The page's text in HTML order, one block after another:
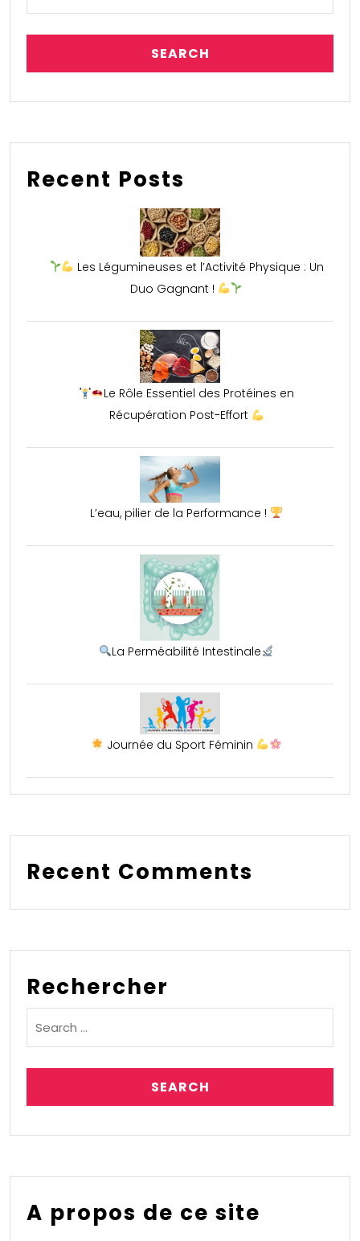
Recent Posts
Les Légumineuses et l’Activité Physique : Un
Duo Gagnant !
Le Rôle Essentiel des Protéines en
Récupération Post-Effort
L’eau, pilier de la Performance !
La Perméabilité Intestinale
Journée du Sport Féminin
Recent Comments
Rechercher
A propos de ce site